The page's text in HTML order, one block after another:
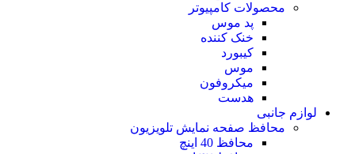
محصولات کامپیوتر
پد موس
خنک کننده
کیبورد
موس
میکروفون
هدست
لوازم جانبی
محافظ صفحه نمایش تلویزیون
محافظ 40 اینچ